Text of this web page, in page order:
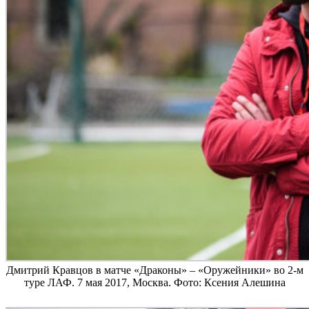
Дмитрий Кравцов в матче «Драконы» – «Оружейники» во 2-м
туре ЛАФ. 7 мая 2017, Москва. Фото: Ксения Алешина